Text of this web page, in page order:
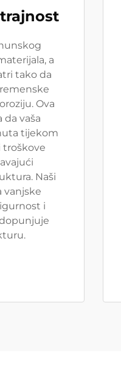
a
tako da
Ova
da vaša
tijekom
troškove
Naši
vanjske
i